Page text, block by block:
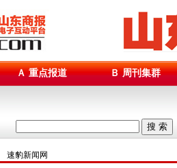
Ａ 重点报道 Ｂ 周刊集群
搜 索
速豹新闻网